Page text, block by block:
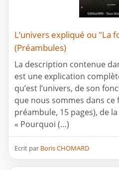
L’univers expliqué ou "La
(Préambules)
La description contenue
est une explication
qu’est l’univers, de son
que nous sommes dans
préambule, 15 pages), de
« Pourquoi (…)
Ecrit par Boris CHOMARD